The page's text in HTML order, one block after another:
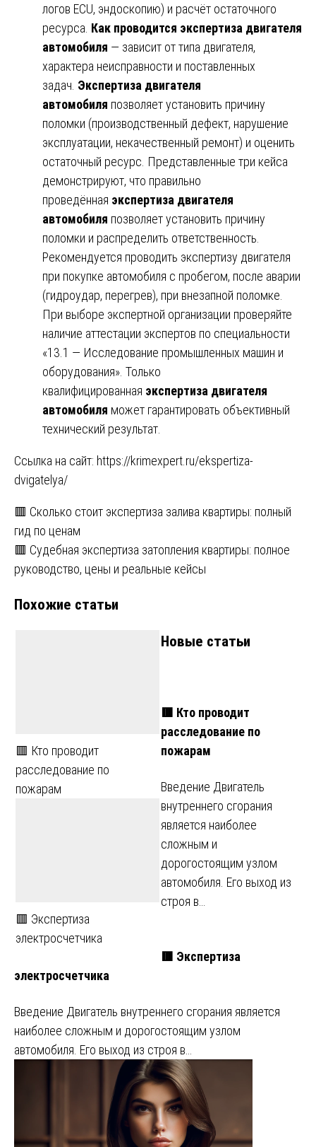
логов ECU, эндоскопию) и расчёт остаточного
ресурса. Как проводится экспертиза двигателя
автомобиля — зависит от типа двигателя,
характера неисправности и поставленных
задач. Экспертиза двигателя
автомобиля позволяет установить причину
поломки (производственный дефект, нарушение
эксплуатации, некачественный ремонт) и оценить
остаточный ресурс. Представленные три кейса
демонстрируют, что правильно
проведённая экспертиза двигателя
автомобиля позволяет установить причину
поломки и распределить ответственность.
Рекомендуется проводить экспертизу двигателя
при покупке автомобиля с пробегом, после аварии
(гидроудар, перегрев), при внезапной поломке.
При выборе экспертной организации проверяйте
наличие аттестации экспертов по специальности
«13.1 — Исследование промышленных машин и
оборудования». Только
квалифицированная экспертиза двигателя
автомобиля может гарантировать объективный
технический результат.
Ссылка на сайт: https://krimexpert.ru/ekspertiza-
dvigatelya/
Навигация
по
записям
🟥 Сколько стоит экспертиза залива квартиры: полный
гид по ценам
🟥 Судебная экспертиза затопления квартиры: полное
руководство, цены и реальные кейсы
Похожие статьи
🟥 Кто проводит
расследование по
пожарам
🟥 Экспертиза
электросчетчика
Новые статьи
🟥 Кто проводит
расследование по
пожарам
Введение Двигатель
внутреннего сгорания
является наиболее
сложным и
дорогостоящим узлом
автомобиля. Его выход из
строя в…
🟥 Экспертиза
электросчетчика
Введение Двигатель внутреннего сгорания является
наиболее сложным и дорогостоящим узлом
автомобиля. Его выход из строя в…